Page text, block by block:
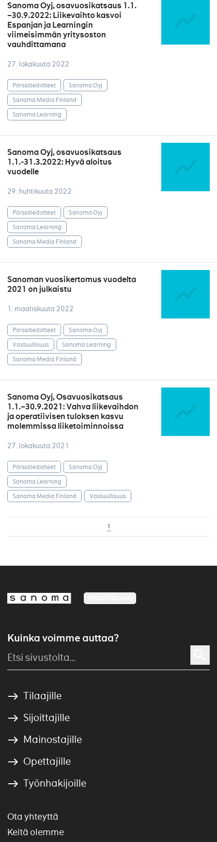
Sanoma Oyj, osavuosikatsaus 1.1.
–30.9.2022: Liikevaihto kasvoi
Espanjan ja Learningin
viimeisimmän yritysoston
vauhdittamana
27. lokakuuta 2022
Pörssitiedotteet
Sanoma Oyj
Sanoma Media Finland
Sanoma Learning
Sanoma Oyj, osavuosikatsaus
1.1.-31.3.2022: Hyvä aloitus
vuodelle
29. huhtikuuta 2022
Pörssitiedotteet
Sanoma Oyj
Sanoma Learning
Sanoma Media Finland
Sanoman vuosikertomus vuodelta
2021 on julkaistu
1. maaliskuuta 2022
Pörssitiedotteet
Sanoma Oyj
Vastuullisuus
Sanoma Learning
Sanoma Media Finland
Sanoma Oyj, Osavuosikatsaus
1.1.–30.9.2021: Vahva liikevaihdon
ja operatiivisen tuloksen kasvu
molemmissa liiketoiminnoissa
27. lokakuuta 2021
Pörssitiedotteet
Sanoma Oyj
Sanoma Learning
Sanoma Media Finland
Vastuullisuus
1
Kuinka voimme auttaa?
Tilaajille
Sijoittajille
Mainostajille
Opettajille
Työnhakijoille
Ota yhteyttä
Keitä olemme